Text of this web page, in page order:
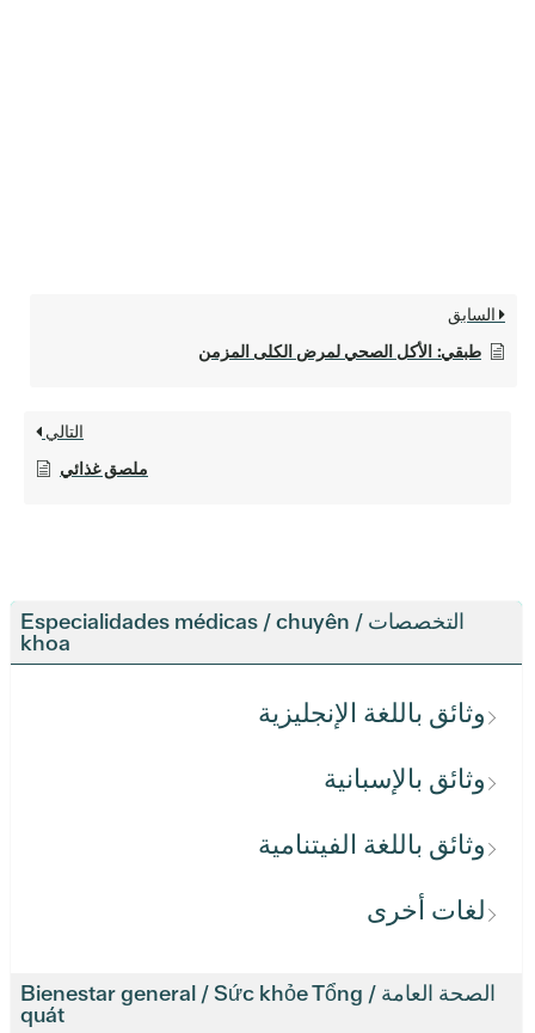
التخصصات / Especialidades médicas / chuyên
khoa
وثائق باللغة الإنجليزية
وثائق بالإسبانية
وثائق باللغة الفيتنامية
لغات أخرى
الصحة العامة / Bienestar general / Sức khỏe Tổng
quát
السابق
طبقي: الأكل الصحي لمرض الكلى المزمن
التالي
ملصق غذائي